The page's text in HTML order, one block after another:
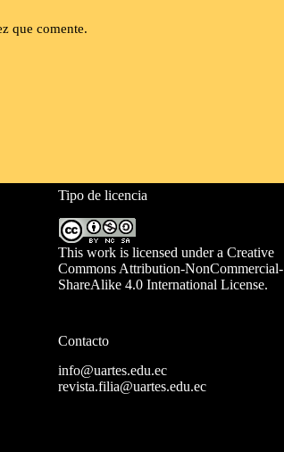
que comente.
Tipo de licencia
This work is licensed under a Creative
Commons Attribution-NonCommercial-
ShareAlike 4.0 International License.
Contacto
info@uartes.edu.ec
revista.filia@uartes.edu.ec